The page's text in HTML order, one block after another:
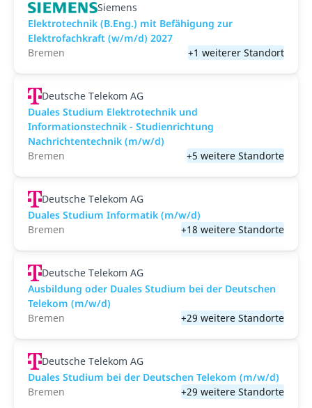
Siemens
Elektrotechnik (B.Eng.) mit Befähigung zur
Elektrofachkraft (w/m/d) 2027
Bremen
+1 weiterer Standort
Deutsche Telekom AG
Duales Studium Elektrotechnik und
Informationstechnik - Studienrichtung
Nachrichtentechnik (m/w/d)
Bremen
+5 weitere Standorte
Deutsche Telekom AG
Duales Studium Informatik (m/w/d)
Bremen
+18 weitere Standorte
Deutsche Telekom AG
Ausbildung oder Duales Studium bei der Deutschen
Telekom (m/w/d)
Bremen
+29 weitere Standorte
Deutsche Telekom AG
Duales Studium bei der Deutschen Telekom (m/w/d)
Bremen
+29 weitere Standorte